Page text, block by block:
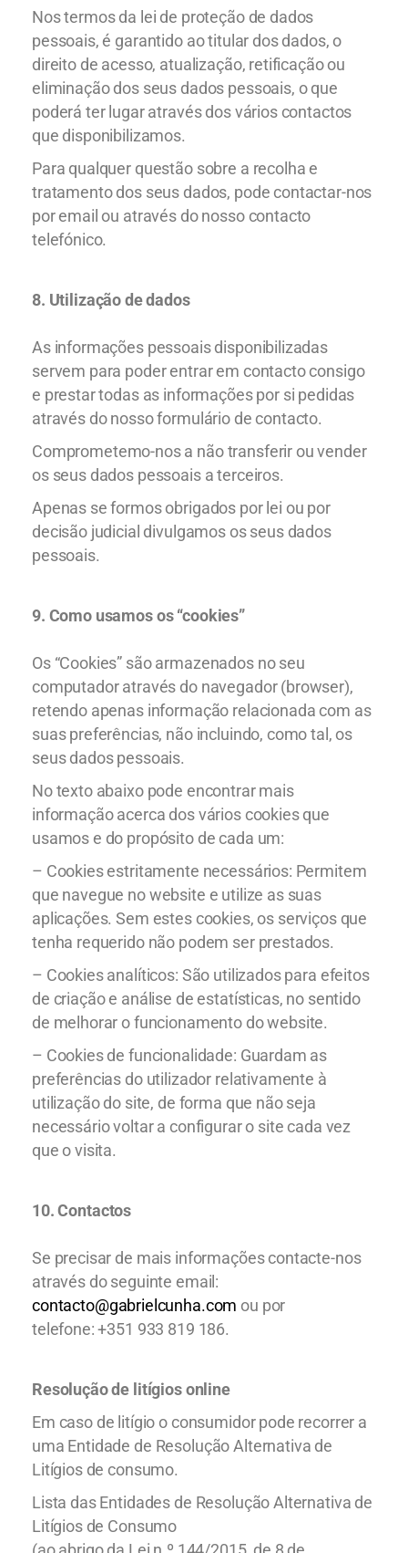
Nos termos da lei de proteção de dados
pessoais, é garantido ao titular dos dados, o
direito de acesso, atualização, retificação ou
eliminação dos seus dados pessoais, o que
poderá ter lugar através dos vários contactos
que disponibilizamos.
Para qualquer questão sobre a recolha e
tratamento dos seus dados, pode contactar-nos
por email ou através do nosso contacto
telefónico.
8. Utilização de dados
As informações pessoais disponibilizadas
servem para poder entrar em contacto consigo
e prestar todas as informações por si pedidas
através do nosso formulário de contacto.
Comprometemo-nos a não transferir ou vender
os seus dados pessoais a terceiros.
Apenas se formos obrigados por lei ou por
decisão judicial divulgamos os seus dados
pessoais.
9. Como usamos os “cookies”
Os “Cookies” são armazenados no seu
computador através do navegador (browser),
retendo apenas informação relacionada com as
suas preferências, não incluindo, como tal, os
seus dados pessoais.
No texto abaixo pode encontrar mais
informação acerca dos vários cookies que
usamos e do propósito de cada um:
– Cookies estritamente necessários: Permitem
que navegue no website e utilize as suas
aplicações. Sem estes cookies, os serviços que
tenha requerido não podem ser prestados.
– Cookies analíticos: São utilizados para efeitos
de criação e análise de estatísticas, no sentido
de melhorar o funcionamento do website.
– Cookies de funcionalidade: Guardam as
preferências do utilizador relativamente à
utilização do site, de forma que não seja
necessário voltar a configurar o site cada vez
que o visita.
10. Contactos
Se precisar de mais informações contacte-nos
através do seguinte email:
contacto@gabrielcunha.com ou por
telefone: +351 933 819 186.
Resolução de litígios online
Em caso de litígio o consumidor pode recorrer a
uma Entidade de Resolução Alternativa de
Litígios de consumo.
Lista das Entidades de Resolução Alternativa de
Litígios de Consumo